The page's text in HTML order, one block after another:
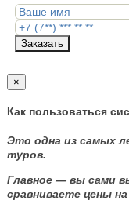
Заказать
×
Как пользоваться
Это одна из самых
туров.
Главное — вы сами
сравниваете цены